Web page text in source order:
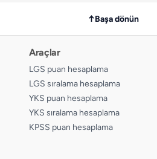
↑Başa dönün
Araçlar
LGS puan hesaplama
LGS sıralama hesaplama
YKS puan hesaplama
YKS sıralama hesaplama
KPSS puan hesaplama